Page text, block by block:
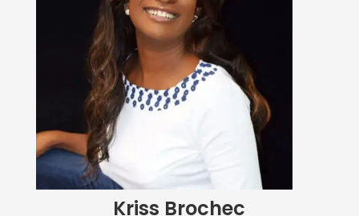
Kriss Brochec